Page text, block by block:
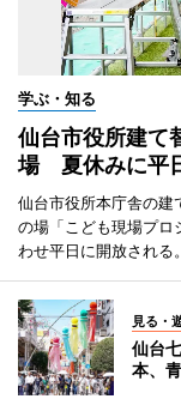
学ぶ・知る
仙台市役所建て
場 夏休みに平
仙台市役所本庁舎の建
の場「こども現場プ
わせ平日に開放される。
見る・
仙台
本、